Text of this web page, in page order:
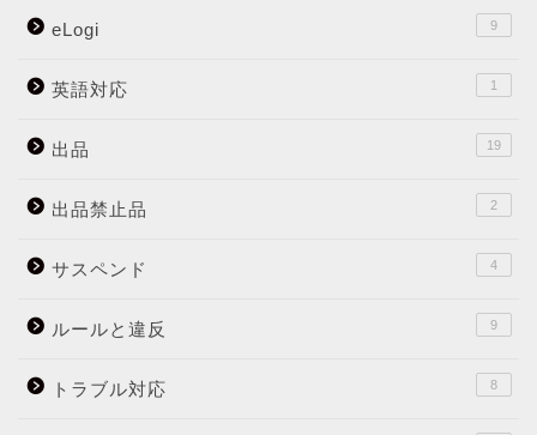
eLogi 9
英語対応 1
出品 19
出品禁止品 2
サスペンド 4
ルールと違反 9
トラブル対応 8